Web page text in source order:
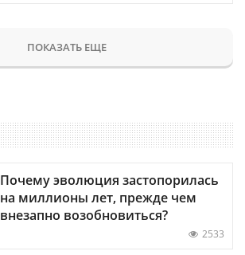
ПОКАЗАТЬ ЕЩЕ
Почему эволюция застопорилась
на миллионы лет, прежде чем
внезапно возобновиться?
2533